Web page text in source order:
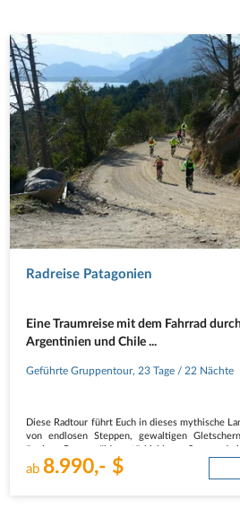
Radreise Patagonien
Eine Traumreise mit dem Fahrrad
Argentinien und Chile ...
Geführte Gruppentour,23 Tage / 22 Nächte
Diese Radtour führt Euch in dieses mythische
von endlosen Steppen, gewaltigen
es auf jeden Fall einzigartig in seiner Wildheit
Diese…
ab 8.990,- $